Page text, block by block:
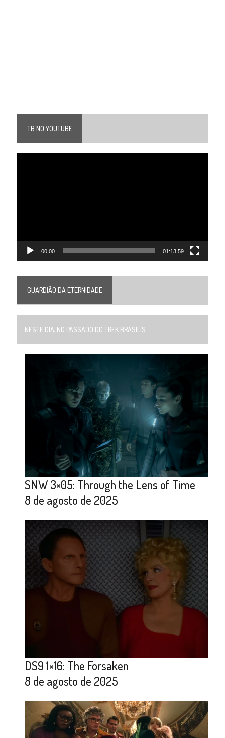
TB NO YOUTUBE
00:00 01:13:59
GUARDIÃO DA ETERNIDADE
NESTE DIA, NO PASSADO DO TREK BRASILIS...
SNW 3×05: Through the Lens of Time
8 de agosto de 2025
DS9 1×16: The Forsaken
8 de agosto de 2025